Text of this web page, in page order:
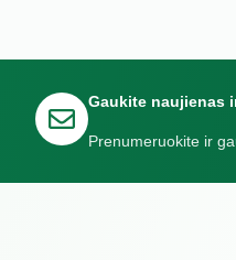
Gaukite naujienas
Prenumeruokite ir